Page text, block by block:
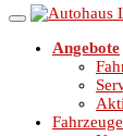
Angebote
Fahrzeuge